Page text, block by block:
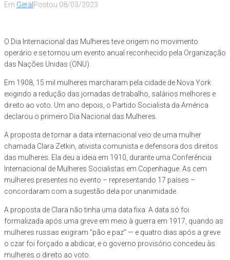
Em Geral Postou 08/03/2023
O Dia Internacional das Mulheres teve origem no movimento
operário e se tornou um evento anual reconhecido pela Organização
das Nações Unidas (ONU).
Em 1908, 15 mil mulheres marcharam pela cidade de Nova York
exigindo a redução das jornadas de trabalho, salários melhores e
direito ao voto. Um ano depois, o Partido Socialista da América
declarou o primeiro Dia Nacional das Mulheres.
A proposta de tornar a data internacional veio de uma mulher
chamada Clara Zetkin, ativista comunista e defensora dos direitos
das mulheres. Ela deu a ideia em 1910, durante uma Conferência
Internacional de Mulheres Socialistas em Copenhague. As cem
mulheres presentes no evento – representando 17 países –
concordaram com a sugestão dela por unanimidade.
A proposta de Clara não tinha uma data fixa. A data só foi
formalizada após uma greve em meio à guerra em 1917, quando as
mulheres russas exigiram “pão e paz” — e quatro dias após a greve
o czar foi forçado a abdicar, e o governo provisório concedeu às
mulheres o direito ao voto.